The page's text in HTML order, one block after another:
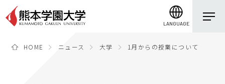
LANGUAGE
HOME ニュース 大学 1月からの授業について